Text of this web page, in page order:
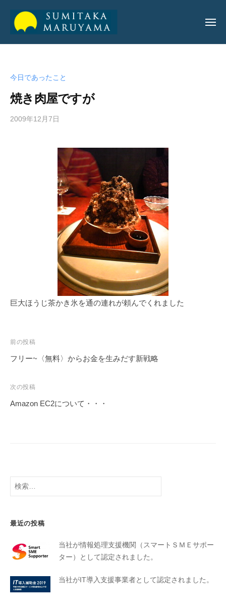
丸
孝
丸
純
孝
公
今日であったこと
焼き肉屋ですが
2009年12月7日
d
m
i
n
_
m
a
r
u
y
a
m
a
巨大ほうじ茶かき氷を通の連れが頼んでくれました
前の投稿
フリー~〈無料〉からお金を生みだす新戦略
次の投稿
Amazon EC2について・・・
最近の投稿
当社が情報処理支援機関（スマートＳＭＥサポー
ター）として認定されました。
当社がIT導入支援事業者として認定されました。
山
公
サ
ト